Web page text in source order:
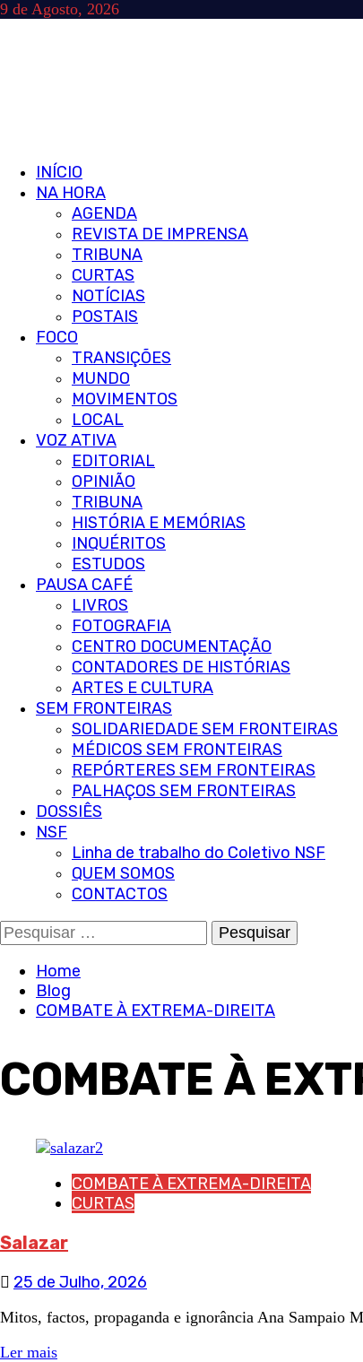
Skip
9 de Agosto, 2026
Primary
Menu
INÍCIO
NA HORA
AGENDA
REVISTA DE IMPRENSA
TRIBUNA
CURTAS
NOTÍCIAS
POSTAIS
FOCO
TRANSIÇÕES
MUNDO
MOVIMENTOS
LOCAL
VOZ ATIVA
EDITORIAL
OPINIÃO
TRIBUNA
HISTÓRIA E MEMÓRIAS
INQUÉRITOS
ESTUDOS
PAUSA CAFÉ
LIVROS
FOTOGRAFIA
CENTRO DOCUMENTAÇÃO
CONTADORES DE HISTÓRIAS
ARTES E CULTURA
SEM FRONTEIRAS
SOLIDARIEDADE SEM FRONTEIRAS
MÉDICOS SEM FRONTEIRAS
REPÓRTERES SEM FRONTEIRAS
PALHAÇOS SEM FRONTEIRAS
DOSSIÊS
NSF
Linha de trabalho do Coletivo NSF
QUEM SOMOS
CONTACTOS
Pesquisar
por:
Home
Blog
COMBATE À EXTREMA-DIREITA
COMBATE À
COMBATE À EXTREMA-DIREITA
CURTAS
Salazar
25 de Julho, 2026
Mitos, factos, propaganda e ignorância Ana Sampaio
Ler mais